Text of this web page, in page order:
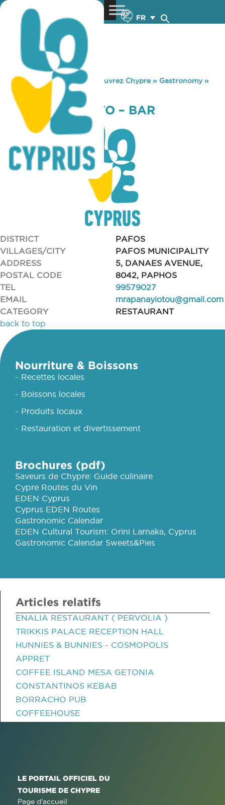
FR
You are here: Home »Découvrez Chypre» Gastronomy»
RIMINIS (ΙΙ) RESTO – BAR
RIMINIS (ΙΙ) RESTO – BAR
DISTRICT
PAFOS
VILLAGES/CITY
PAFOS MUNICIPALITY
ADDRESS
5, DANAES AVENUE,
POSTAL CODE
8042, PAPHOS
TEL
99579027
EMAIL
mrapanayiotou@gmail.com
CATEGORY
RESTAURANT
back to top
Nourriture & Boissons
- Recettes locales
- Boissons locales
- Produits locaux
- Restauration et divertissement
Brochures (pdf)
Saveurs de Chypre: Guide culinaire
Cypre Routes du Vin
EDEN Cyprus
Cyprus EDEN Routes
Gastronomic Calendar
EDEN Cultural Tourism: Orini Larnaka, Cyprus
Gastronomic Calendar Sweets&Pies
Articles relatifs
ENALIA RESTAURANT ( PERVOLIA )
TRIKKIS PALACE RECEPTION HALL
HUNNIES & BUNNIES - COSMOPOLIS
APPRET
COFFEE ISLAND MESA GETONIA
CONSTANTINOS KEBAB
BORRACHO PUB
COFFEEHOUSE
LE PORTAIL OFFICIEL DU
TOURISME DE CHYPRE
Page d'accueil